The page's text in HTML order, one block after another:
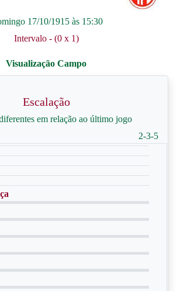
17/10/1915 às 15:30
Intervalo - (0 x 1)
Escalação
em relação ao último jogo
2-3-5